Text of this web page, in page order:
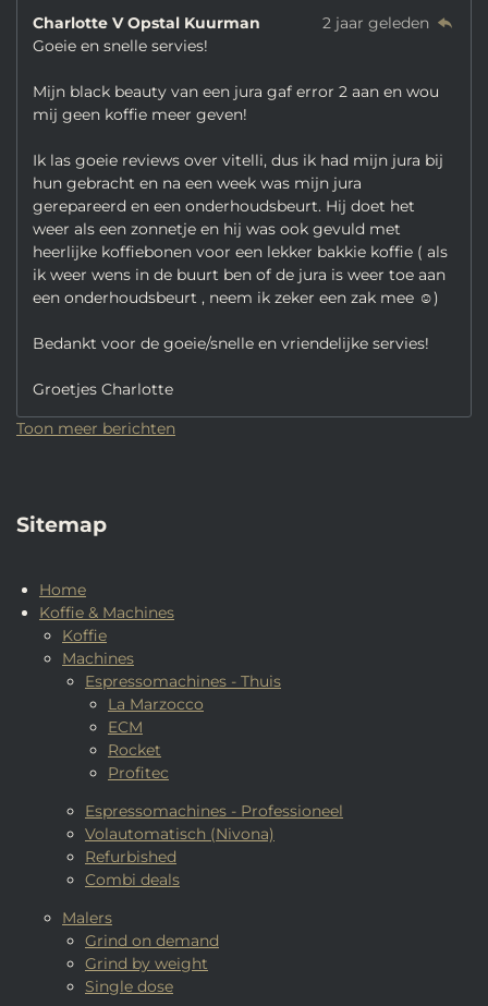
Charlotte V Opstal Kuurman
2 jaar geleden
Goeie en snelle servies!
Mijn black beauty van een jura gaf error 2 aan en wou
mij geen koffie meer geven!
Ik las goeie reviews over vitelli, dus ik had mijn jura bij
hun gebracht en na een week was mijn jura
gerepareerd en een onderhoudsbeurt. Hij doet het
weer als een zonnetje en hij was ook gevuld met
heerlijke koffiebonen voor een lekker bakkie koffie ( als
ik weer wens in de buurt ben of de jura is weer toe aan
een onderhoudsbeurt , neem ik zeker een zak mee ☺️)
Bedankt voor de goeie/snelle en vriendelijke servies!
Groetjes Charlotte
Toon meer berichten
Sitemap
Home
Koffie & Machines
Koffie
Machines
Espressomachines - Thuis
La Marzocco
ECM
Rocket
Profitec
Espressomachines - Professioneel
Volautomatisch (Nivona)
Refurbished
Combi deals
Malers
Grind on demand
Grind by weight
Single dose